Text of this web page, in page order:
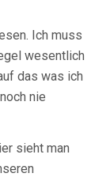
Ich muss
wesentlich
das was ich
nie
sieht man